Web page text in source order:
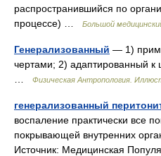
распространившийся по
процессе) …
Большой
Генерализованный — 1)
чертами; 2) адаптированный к
Физическая Антропология.
генерализованный
воспаление практически все
покрывающей внутренних
Источник: Медицинская